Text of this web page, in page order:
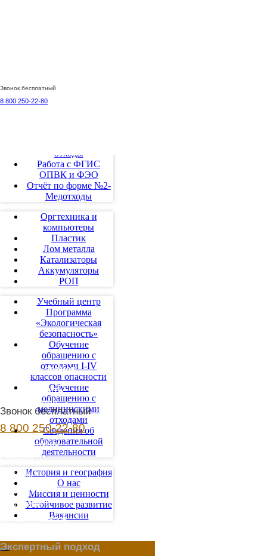
Заказать звонок
Заключить
договор
Звонок бесплатный
8 800 250-22-80
Документация
Отходы
Вторсырье
Обучение
Каталог товаров
Экспертный подход
медицинскими
отходы
Работа с ФГИС
ОПВК и ФЭО
Отчёт по форме №2-
Медотходы
Оргтехника и
компьютеры
Пластик
Лом металла
Катализаторы
Аккумуляторы
РОП
Учебный центр
Программа
«Экологическая
безопасность»
Обучение
обращению с
отходами I-IV
классов опасности
Обучение
обращению с
медицинскими
отходами
Сведения об
образовательной
деятельности
История и география
О нас
Миссия и ценности
Устойчивое развитие
Вакансии
Звонок бесплатный
8 800 250-22-80